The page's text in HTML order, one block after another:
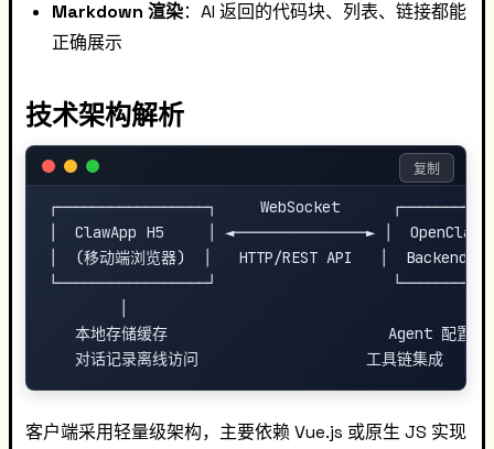
Markdown 渲染：AI 返回的代码块、列表、链接都能
正确展示
技术架构解析
┌─────────────────┐     WebSocket
│  ClawApp H5     │ ◄───────────────► │
│  (移动端浏览器)  │   HTTP/REST API   │
└─────────────────┘
本地存储缓存                         Agent 配置/
复制
客户端采用轻量级架构，主要依赖 Vue.js 或原生 JS 实现